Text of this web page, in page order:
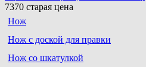
7370 старая цена
Нож
Нож с доской для правки
Нож со шкатулкой